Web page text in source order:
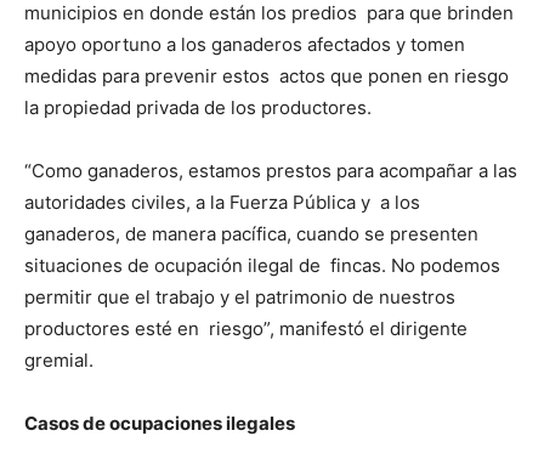
municipios en donde están los predios para que brinden
apoyo oportuno a los ganaderos afectados y tomen
medidas para prevenir estos actos que ponen en riesgo
la propiedad privada de los productores.
“Como ganaderos, estamos prestos para acompañar a las
autoridades civiles, a la Fuerza Pública y a los
ganaderos, de manera pacífica, cuando se presenten
situaciones de ocupación ilegal de fincas. No podemos
permitir que el trabajo y el patrimonio de nuestros
productores esté en riesgo”, manifestó el dirigente
gremial.
Casos de ocupaciones ilegales